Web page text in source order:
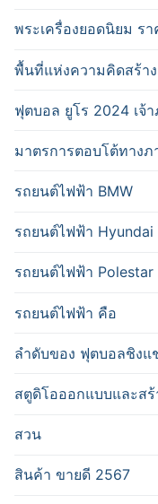
พระเครื่องยอดนิยม รา
พื้นที่แห่งความคิดสร้า
ฟุตบอล ยูโร 2024 เจ้
มาตรการตอบโต้ทางภ
รถยนต์ไฟฟ้า BMW
รถยนต์ไฟฟ้า Hyundai
รถยนต์ไฟฟ้า Polestar
รถยนต์ไฟฟ้า คือ
ลำดับของ ฟุตบอลชิง
สตูดิโอออกแบบและสร้
สวน
สินค้า ขายดี 2567